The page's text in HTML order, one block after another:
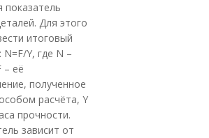
показатель
Для этого
итоговый
Y, где N –
– её
полученное
расчёта, Y
прочности.
зависит от